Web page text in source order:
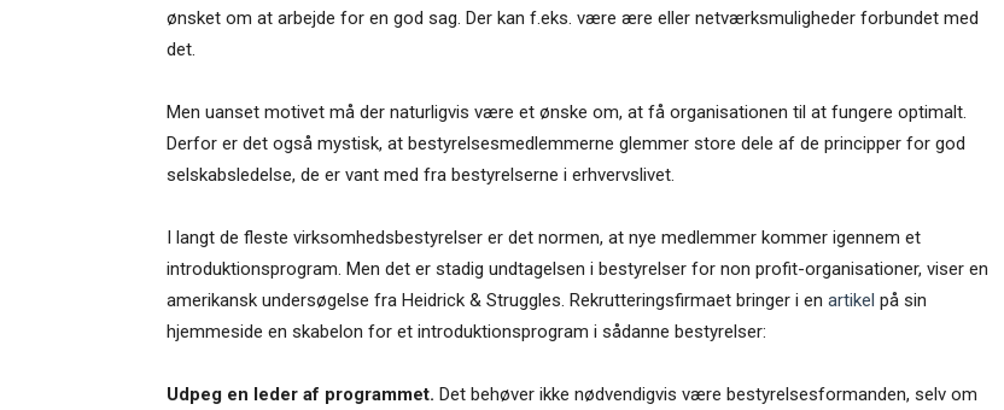
ønsket om at arbejde for en god sag. Der kan f.eks. være ære eller netværksmuligheder forbundet med
det.
Men uanset motivet må der naturligvis være et ønske om, at få organisationen til at fungere optimalt.
Derfor er det også mystisk, at bestyrelsesmedlemmerne glemmer store dele af de principper for god
selskabsledelse, de er vant med fra bestyrelserne i erhvervslivet.
I langt de fleste virksomhedsbestyrelser er det normen, at nye medlemmer kommer igennem et
introduktionsprogram. Men det er stadig undtagelsen i bestyrelser for non profit-organisationer, viser en
amerikansk undersøgelse fra Heidrick & Struggles. Rekrutteringsfirmaet bringer i en artikel på sin
hjemmeside en skabelon for et introduktionsprogram i sådanne bestyrelser:
Udpeg en leder af programmet. Det behøver ikke nødvendigvis være bestyrelsesformanden, selv om